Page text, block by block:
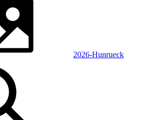
2026-Hunrueck